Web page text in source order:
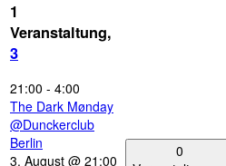
1
Veranstaltung,
3
21:00 - 4:00
The Dark Mønday
@Dunckerclub
Berlin
3. August @ 21:00
0